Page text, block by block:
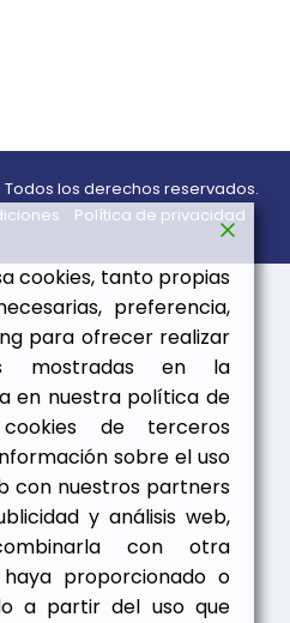
los derechos reservados.
Política de privacidad
cookies, tanto propias
preferencia,
para ofrecer realizar
mostradas en la
en nuestra política de
de terceros
sobre el uso
con nuestros partners
y análisis web,
con otra
proporcionado o
a partir del uso que